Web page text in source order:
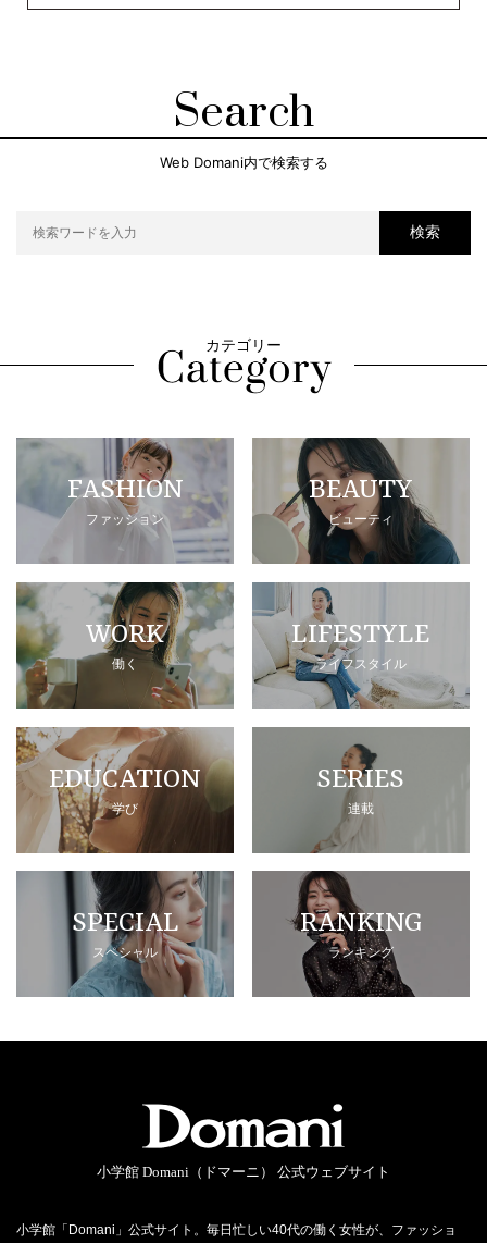
Search
Web Domani内で検索する
検索
カテゴリー
FASHION
ファッション
BEAUTY
ビューティ
WORK
働く
LIFESTYLE
ライフスタイル
EDUCATION
学び
SERIES
連載
SPECIAL
スペシャル
RANKING
ランキング
小学館 Domani（ドマーニ） 公式ウェブサイト
小学館「Domani」公式サイト。毎日忙しい40代の働く女性が、ファッショ